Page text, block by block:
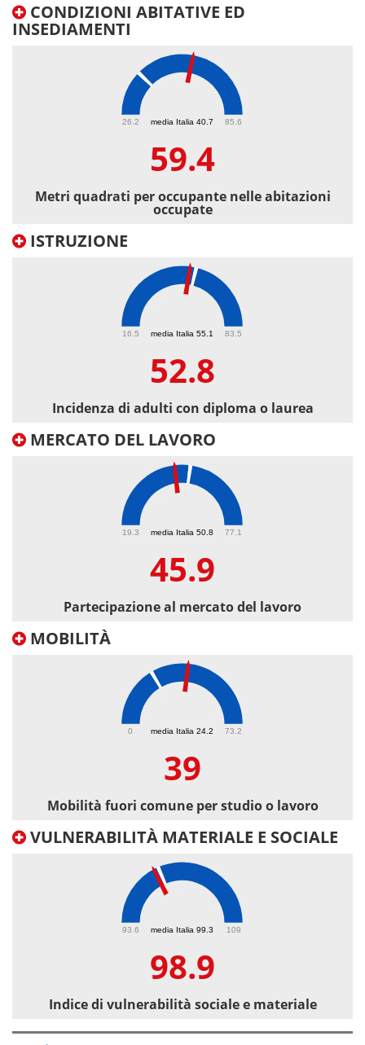
CONDIZIONI ABITATIVE ED
INSEDIAMENTI
media Italia 40.7
26.2 85.6
59.4
Metri quadrati per occupante nelle abitazioni
occupate
ISTRUZIONE
media Italia 55.1
16.5 83.5
52.8
Incidenza di adulti con diploma o laurea
MERCATO DEL LAVORO
media Italia 50.8
19.3 77.1
45.9
Partecipazione al mercato del lavoro
MOBILITÀ
media Italia 24.2
0 73.2
39
Mobilità fuori comune per studio o lavoro
VULNERABILITÀ MATERIALE E SOCIALE
media Italia 99.3
93.6 109
98.9
Indice di vulnerabilità sociale e materiale